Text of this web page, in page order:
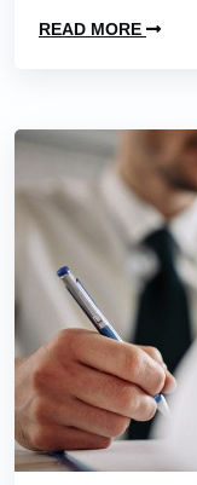
READ MORE